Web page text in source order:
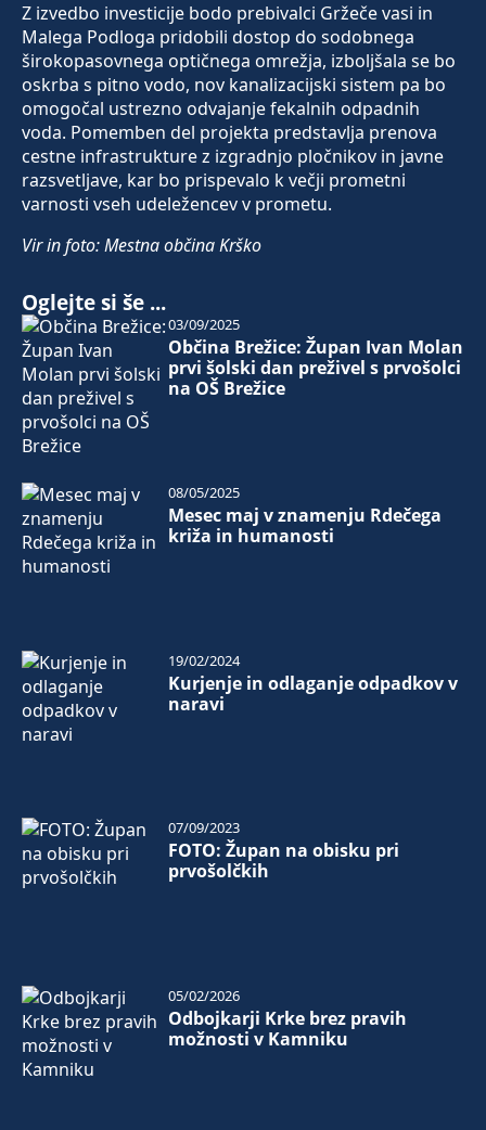
Z izvedbo investicije bodo prebivalci Gržeče vasi in
Malega Podloga pridobili dostop do sodobnega
širokopasovnega optičnega omrežja, izboljšala se bo
oskrba s pitno vodo, nov kanalizacijski sistem pa bo
omogočal ustrezno odvajanje fekalnih odpadnih
voda. Pomemben del projekta predstavlja prenova
cestne infrastrukture z izgradnjo pločnikov in javne
razsvetljave, kar bo prispevalo k večji prometni
varnosti vseh udeležencev v prometu.
Vir in foto: Mestna občina Krško
Oglejte si še ...
Občina Brežice: Župan Ivan Molan
prvi šolski dan preživel s prvošolci
na OŠ Brežice
03/09/2025
Mesec maj v znamenju Rdečega
križa in humanosti
08/05/2025
Kurjenje in odlaganje odpadkov v
naravi
19/02/2024
FOTO: Župan na obisku pri
prvošolčkih
07/09/2023
Odbojkarji Krke brez pravih
možnosti v Kamniku
05/02/2026